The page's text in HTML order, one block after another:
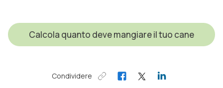
Calcola quanto deve mangiare il tuo cane
Condividere